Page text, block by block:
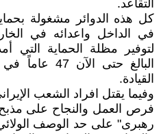
التقاعد.
كل هذه الدوائر مشغولة
في الداخل واعدائه في
لتوفير مظلة الحماية
البالغ حتى
القيادة.
وفيما يقتل افراد الشعب
فرص العمل والنجاح على
رهبرى" على حد الوصف